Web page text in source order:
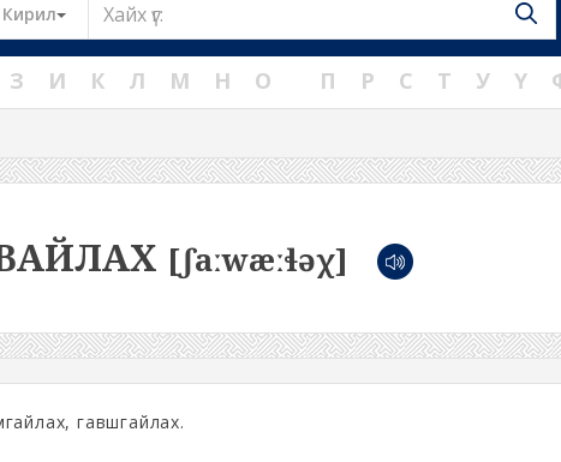
Кирил Toggle Dropdown
З И К Л М Н О П Р С Т У Ү
[ʃaːwæːɬəχ]
гавшгайлах.